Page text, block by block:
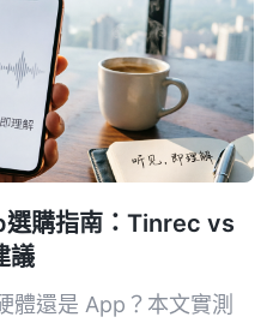
購指南：Tinrec vs
議
體還是 App？本文實測